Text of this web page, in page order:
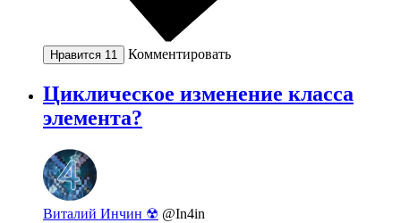
Нравится 11 Комментировать
Циклическое изменение класса
элемента?
Виталий Инчин ☢ @In4in